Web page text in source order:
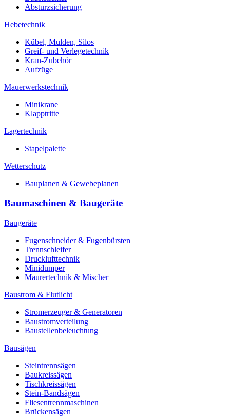
Absturzsicherung
Hebetechnik
Kübel, Mulden, Silos
Greif- und Verlegetechnik
Kran-Zubehör
Aufzüge
Mauerwerkstechnik
Minikrane
Klapptritte
Lagertechnik
Stapelpalette
Wetterschutz
Bauplanen & Gewebeplanen
Baumaschinen & Baugeräte
Baugeräte
Fugenschneider & Fugenbürsten
Trennschleifer
Drucklufttechnik
Minidumper
Maurertechnik & Mischer
Baustrom & Flutlicht
Stromerzeuger & Generatoren
Baustromverteilung
Baustellenbeleuchtung
Bausägen
Steintrennsägen
Baukreissägen
Tischkreissägen
Stein-Bandsägen
Fliesentrennmaschinen
Brückensägen